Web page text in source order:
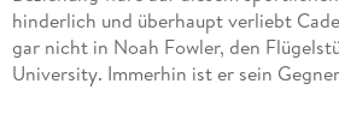
hinderlich und überhaupt verliebt
gar nicht in Noah Fowler, den
University. Immerhin ist er sein